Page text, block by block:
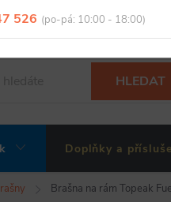
526 Obchodní podmínky
HLEDAT
Doplňky a
Brašna na rám Topeak